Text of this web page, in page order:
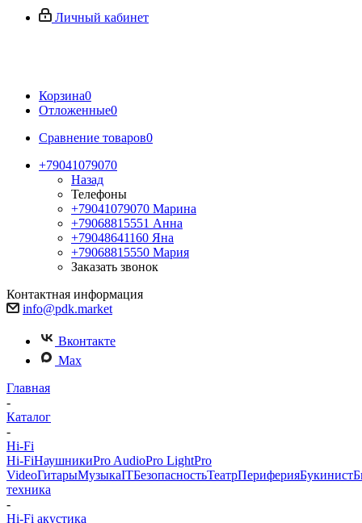
Личный кабинет
Корзина0
Отложенные0
Сравнение товаров0
+79041079070
Назад
Телефоны
+79041079070 Марина
+79068815551 Анна
+79048641160 Яна
+79068815550 Мария
Заказать звонок
Контактная информация
info@pdk.market
Вконтакте
Max
Главная
-
Каталог
-
Hi-Fi
Hi-FiНаушникиPro AudioPro LightPro
VideoГитарыМузыкаITБезопасностьТеатрПериферияБукинист
техника
-
Hi-Fi акустика